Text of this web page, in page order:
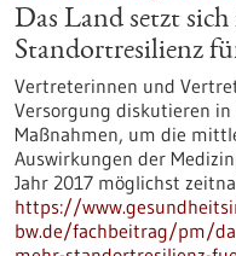
Das Land setzt
Standortresilienz
Vertreterinnen und
Versorgung diskutieren
Maßnahmen, um die
Auswirkungen der
Jahr 2017 möglichst
https://
bw.de/fachbeitrag/pm/